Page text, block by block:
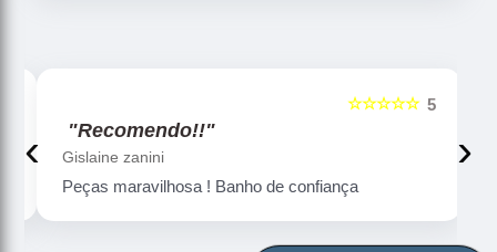
5
☆☆☆☆☆
"Recomendo!!"
Gislaine zanini
Peças maravilhosa ! Banho de confiança
‹ ›